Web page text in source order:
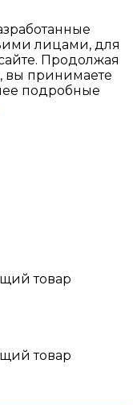
лицами, для
Продолжая
вы принимаете
подробные
товар
товар